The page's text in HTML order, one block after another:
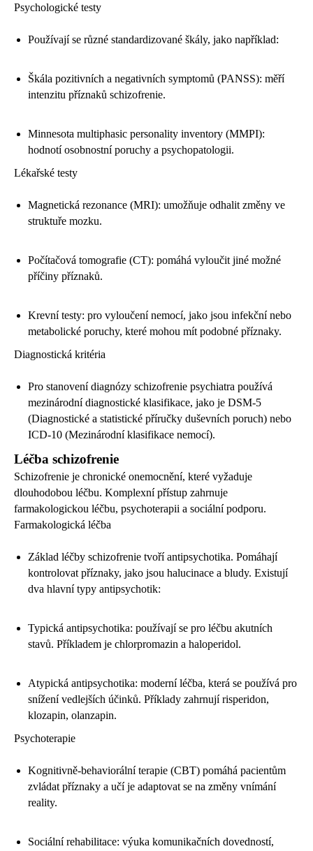
Psychologické testy
Používají se různé standardizované škály, jako například:
Škála pozitivních a negativních symptomů (PANSS): měří
intenzitu příznaků schizofrenie.
Minnesota multiphasic personality inventory (MMPI):
hodnotí osobnostní poruchy a psychopatologii.
Lékařské testy
Magnetická rezonance (MRI): umožňuje odhalit změny ve
struktuře mozku.
Počítačová tomografie (CT): pomáhá vyloučit jiné možné
příčiny příznaků.
Krevní testy: pro vyloučení nemocí, jako jsou infekční nebo
metabolické poruchy, které mohou mít podobné příznaky.
Diagnostická kritéria
Pro stanovení diagnózy schizofrenie psychiatra používá
mezinárodní diagnostické klasifikace, jako je DSM-5
(Diagnostické a statistické příručky duševních poruch) nebo
ICD-10 (Mezinárodní klasifikace nemocí).
Léčba schizofrenie
Schizofrenie je chronické onemocnění, které vyžaduje
dlouhodobou léčbu. Komplexní přístup zahrnuje
farmakologickou léčbu, psychoterapii a sociální podporu.
Farmakologická léčba
Základ léčby schizofrenie tvoří antipsychotika. Pomáhají
kontrolovat příznaky, jako jsou halucinace a bludy. Existují
dva hlavní typy antipsychotik:
Typická antipsychotika: používají se pro léčbu akutních
stavů. Příkladem je chlorpromazin a haloperidol.
Atypická antipsychotika: moderní léčba, která se používá pro
snížení vedlejších účinků. Příklady zahrnují risperidon,
klozapin, olanzapin.
Psychoterapie
Kognitivně-behaviorální terapie (CBT) pomáhá pacientům
zvládat příznaky a učí je adaptovat se na změny vnímání
reality.
Sociální rehabilitace: výuka komunikačních dovedností,